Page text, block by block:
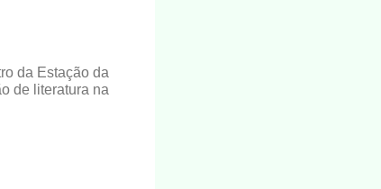
da Estação da
de literatura na